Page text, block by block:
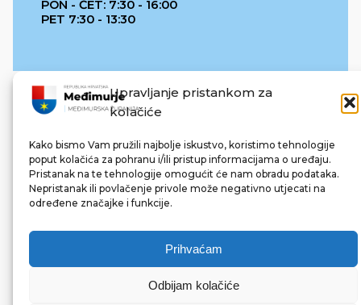
Upravljanje pristankom za
kolačiće
Kako bismo Vam pružili najbolje iskustvo, koristimo tehnologije
poput kolačića za pohranu i/ili pristup informacijama o uređaju.
Pristanak na te tehnologije omogućit će nam obradu podataka.
Nepristanak ili povlačenje privole može negativno utjecati na
određene značajke i funkcije.
Prihvaćam
Odbijam kolačiće
PON - ČET: 7:30 - 16:00
PET 7:30 - 13:30
REPUBLIKA HRVATSKA
© 2022 Međimurska županija. Sva prava pridržana.